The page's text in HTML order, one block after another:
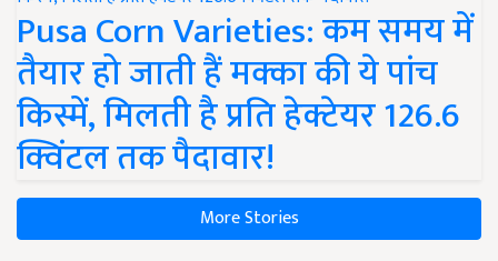
Pusa Corn Varieties: कम समय में
तैयार हो जाती हैं मक्का की ये पांच
किस्में, मिलती है प्रति हेक्टेयर 126.6
क्विंटल तक पैदावार!
More Stories